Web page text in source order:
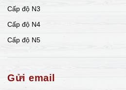
Cấp độ N3
Cấp độ N4
Cấp độ N5
Gửi email